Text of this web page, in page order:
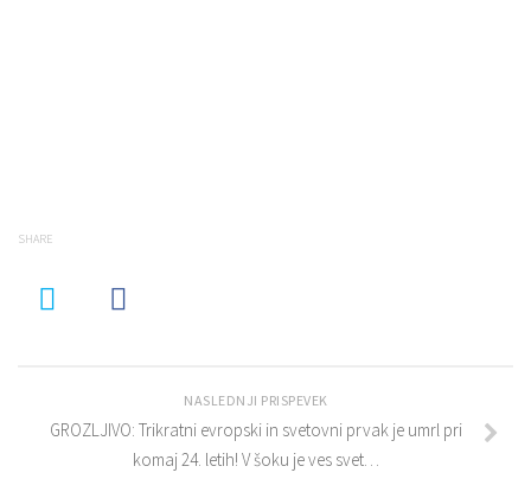
SHARE
NASLEDNJI PRISPEVEK
GROZLJIVO: Trikratni evropski in svetovni prvak je umrl pri
komaj 24. letih! V šoku je ves svet…